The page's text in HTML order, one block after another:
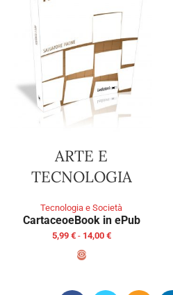
ARTE E
TECNOLOGIA
Tecnologia e Società
CartaceoeBook in ePub
5,99 € - 14,00 €